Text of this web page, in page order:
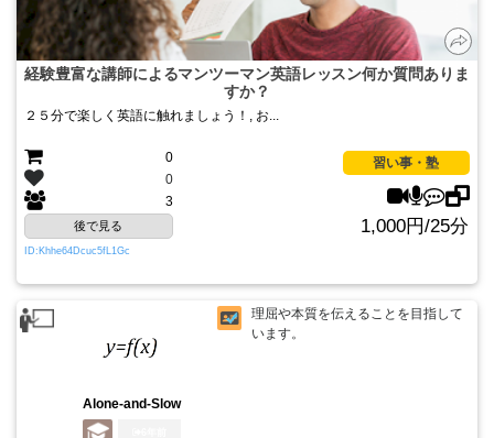
経験豊富な講師によるマンツーマン英語レッスン何か質問ありま
すか？
２５分で楽しく英語に触れましょう！, お...
0
0
3
習い事・塾
後で見る 1,000円/25分
ID:Khhe64Dcuc5fL1Gc
Alone-and-Slow
理屈や本質を伝えることを目指して
います。